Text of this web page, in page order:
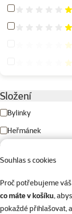
Souhlas s cookies
Proč potřebujeme
co máte v košíku,
pokaždé přihlašovat,
Složení
Bylinky
Heřmánek
Seno